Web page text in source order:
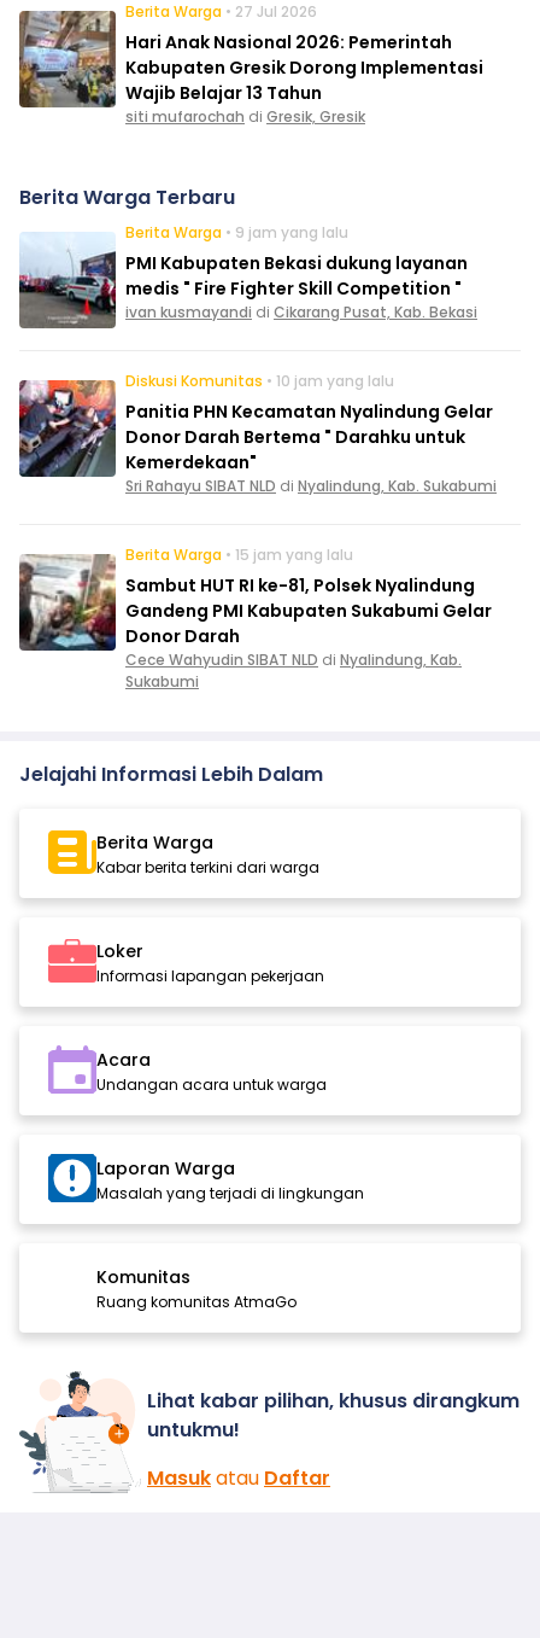
Berita Warga • 27 Jul 2026
Hari Anak Nasional 2026: Pemerintah
Kabupaten Gresik Dorong Implementasi
Wajib Belajar 13 Tahun
siti mufarochah di Gresik, Gresik
Berita Warga Terbaru
Berita Warga • 9 jam yang lalu
PMI Kabupaten Bekasi dukung layanan
medis " Fire Fighter Skill Competition "
ivan kusmayandi di Cikarang Pusat, Kab. Bekasi
Diskusi Komunitas • 10 jam yang lalu
Panitia PHN Kecamatan Nyalindung Gelar
Donor Darah Bertema " Darahku untuk
Kemerdekaan"
Sri Rahayu SIBAT NLD di Nyalindung, Kab. Sukabumi
Berita Warga • 15 jam yang lalu
Sambut HUT RI ke-81, Polsek Nyalindung
Gandeng PMI Kabupaten Sukabumi Gelar
Donor Darah
Cece Wahyudin SIBAT NLD di Nyalindung, Kab.
Sukabumi
Jelajahi Informasi Lebih Dalam
Berita Warga
Kabar berita terkini dari warga
Loker
Informasi lapangan pekerjaan
Acara
Undangan acara untuk warga
Laporan Warga
Masalah yang terjadi di lingkungan
Komunitas
Ruang komunitas AtmaGo
Lihat kabar pilihan, khusus dirangkum
untukmu!
Masukatau Daftar